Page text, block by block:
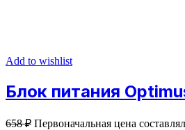
Add to wishlist
Блок питания
658₽ Первоначальная цена